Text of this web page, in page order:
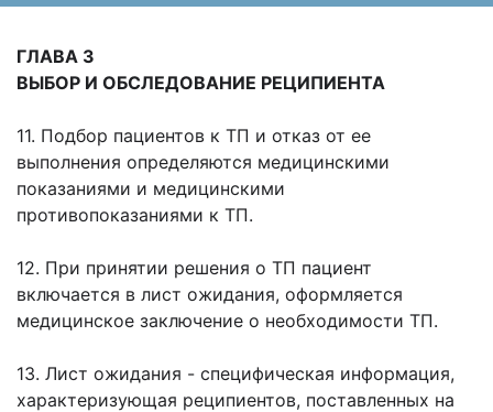
ГЛАВА 3
ВЫБОР И ОБСЛЕДОВАНИЕ РЕЦИПИЕНТА
11. Подбор пациентов к ТП и отказ от ее
выполнения определяются медицинскими
показаниями и медицинскими
противопоказаниями к ТП.
12. При принятии решения о ТП пациент
включается в лист ожидания, оформляется
медицинское заключение о необходимости ТП.
13. Лист ожидания - специфическая информация,
характеризующая реципиентов, поставленных на